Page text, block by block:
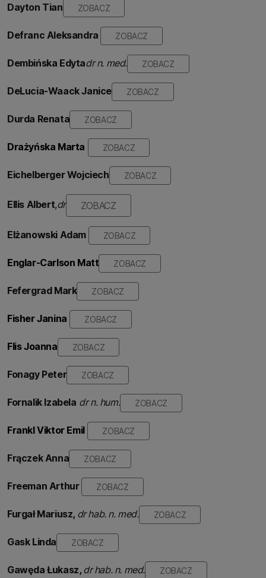
Dayton Tian ZOBACZ
Defranc Aleksandra ZOBACZ
Dembińska Edytadr n. med. ZOBACZ
DeLucia-Waack Janice ZOBACZ
Durda Renata ZOBACZ
Drażyńska Marta ZOBACZ
Eichelberger Wojciech ZOBACZ
Ellis Albert,dr ZOBACZ
Elżanowski Adam ZOBACZ
Englar-Carlson Matt ZOBACZ
Fefergrad Mark ZOBACZ
Fisher Janina ZOBACZ
FlisJoanna ZOBACZ
Fonagy Peter ZOBACZ
Fornalik Izabela dr n. hum. ZOBACZ
Frankl Viktor Emil ZOBACZ
Frączek Anna ZOBACZ
Freeman Arthur ZOBACZ
FurgałMariusz, dr hab. n. med. ZOBACZ
Gask Linda ZOBACZ
Gawęda Łukasz, dr hab. n. med. ZOBACZ